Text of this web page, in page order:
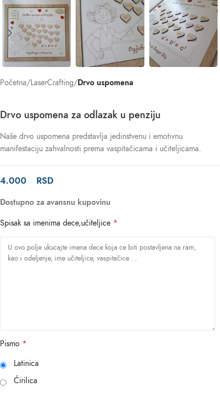
Početna LaserCrafting Drvo uspomena
Drvo uspomena za odlazak u penziju
Naše drvo uspomena predstavlja jedinstvenu i emotivnu
manifestaciju zahvalnosti prema vaspitačicama i učiteljicama.
4.000 RSD
Dostupno za avansnu kupovinu
Spisak sa imenima dece,učiteljice *
Pismo *
Latinica
Ćirilica